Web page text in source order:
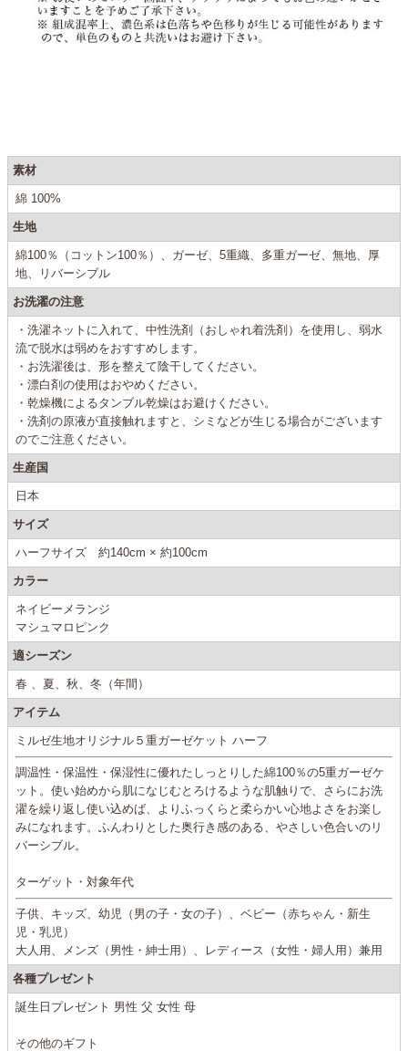
素材
綿 100%
生地
綿100％（コットン100％）、ガーゼ、5重織、多重ガーゼ、無地、厚
地、リバーシブル
お洗濯の注意
・洗濯ネットに入れて、中性洗剤（おしゃれ着洗剤）を使用し、弱水
流で脱水は弱めをおすすめします。
・お洗濯後は、形を整えて陰干してください。
・漂白剤の使用はおやめください。
・乾燥機によるタンブル乾燥はお避けください。
・洗剤の原液が直接触れますと、シミなどが生じる場合がございます
のでご注意ください。
生産国
日本
サイズ
ハーフサイズ 約140cm × 約100cm
カラー
ネイビーメランジ
マシュマロピンク
適シーズン
春 、夏、秋、冬（年間）
アイテム
ミルゼ生地オリジナル５重ガーゼケット ハーフ
調温性・保温性・保湿性に優れたしっとりした綿100％の5重ガーゼケ
ット。使い始めから肌になじむとろけるような肌触りで、さらにお洗
濯を繰り返し使い込めば、よりふっくらと柔らかい心地よさをお楽し
みになれます。ふんわりとした奥行き感のある、やさしい色合いのリ
バーシブル。
ターゲット・対象年代
子供、キッズ、幼児（男の子・女の子）、ベビー（赤ちゃん・新生
児・乳児）
大人用、メンズ（男性・紳士用）、レディース（女性・婦人用）兼用
各種プレゼント
誕生日プレゼント 男性 父 女性 母
その他のギフト